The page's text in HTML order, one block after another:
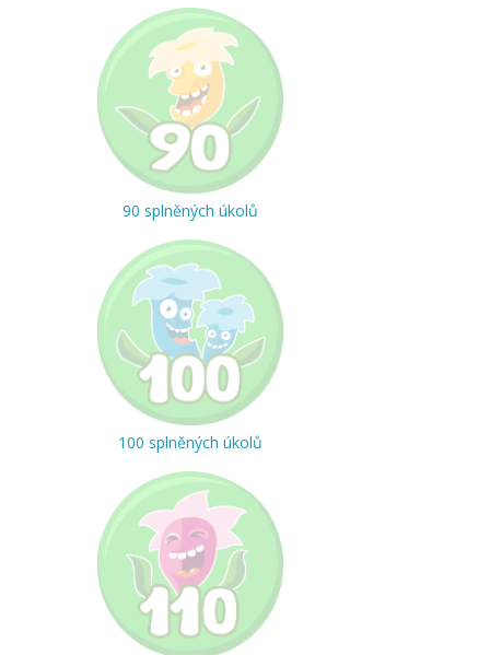
90 splněných úkolů
100 splněných úkolů